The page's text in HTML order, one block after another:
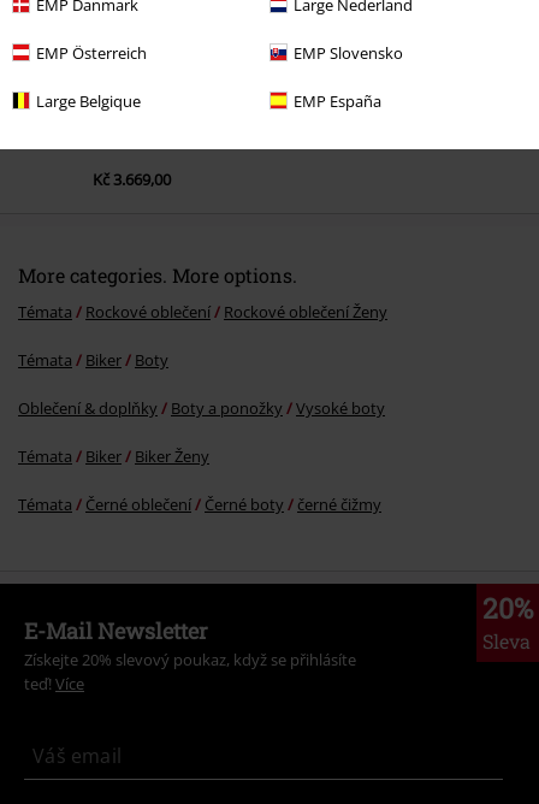
EMP Österreich EMP Slovensko
Large Belgique EMP España
Kč 3.669,00
More categories. More options.
Témata Rockové oblečení Rockové oblečení Ženy
Témata Biker Boty
Oblečení & doplňky Boty a ponožky Vysoké boty
Témata Biker Biker Ženy
Témata Černé oblečení Černé boty černé čižmy
20%
Sleva
E-Mail Newsletter
Získejte 20% slevový poukaz, když se přihlásíte
teď! Více